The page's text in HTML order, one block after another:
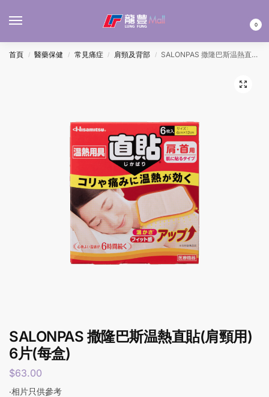
0
首頁 / 醫藥保健 / 常見痛症 / 肩頸及背部 / SALONPAS 撒隆巴斯温熱直貼(肩頸用) 6片(每盒)
SALONPAS 撒隆巴斯温熱直貼(肩頸用)
6片(每盒)
$63.00
‧相片只供參考